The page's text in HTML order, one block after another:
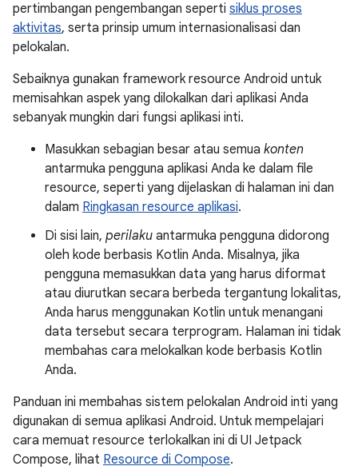
pertimbangan pengembangan seperti siklus proses
aktivitas, serta prinsip umum internasionalisasi dan
pelokalan.
Sebaiknya gunakan framework resource Android untuk
memisahkan aspek yang dilokalkan dari aplikasi Anda
sebanyak mungkin dari fungsi aplikasi inti.
Masukkan sebagian besar atau semua konten
antarmuka pengguna aplikasi Anda ke dalam file
resource, seperti yang dijelaskan di halaman ini dan
dalam Ringkasan resource aplikasi.
Di sisi lain, perilaku antarmuka pengguna didorong
oleh kode berbasis Kotlin Anda. Misalnya, jika
pengguna memasukkan data yang harus diformat
atau diurutkan secara berbeda tergantung lokalitas,
Anda harus menggunakan Kotlin untuk menangani
data tersebut secara terprogram. Halaman ini tidak
membahas cara melokalkan kode berbasis Kotlin
Anda.
Panduan ini membahas sistem pelokalan Android inti yang
digunakan di semua aplikasi Android. Untuk mempelajari
cara memuat resource terlokalkan ini di UI Jetpack
Compose, lihat Resource di Compose.